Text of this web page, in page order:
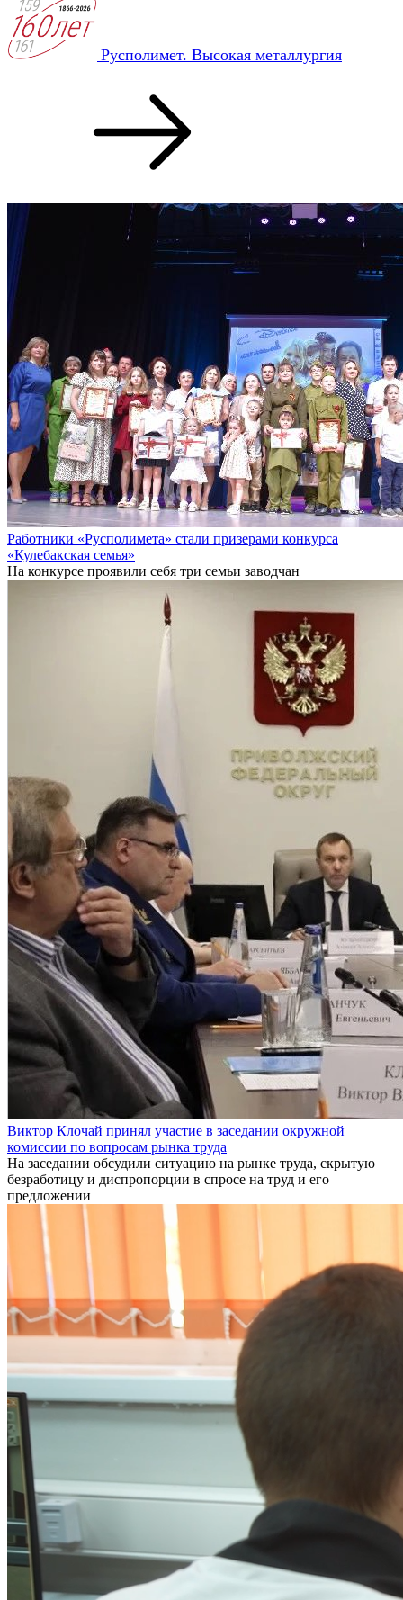
Русполимет. Высокая металлургия
Работники «Русполимета» стали призерами конкурса
«Кулебакская семья»
На конкурсе проявили себя три семьи заводчан
Виктор Клочай принял участие в заседании окружной
комиссии по вопросам рынка труда
На заседании обсудили ситуацию на рынке труда, скрытую
безработицу и диспропорции в спросе на труд и его
предложении